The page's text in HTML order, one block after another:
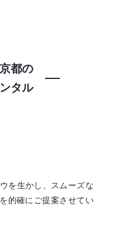
都の
タル
を生かし、スムーズな
的確にご提案させてい